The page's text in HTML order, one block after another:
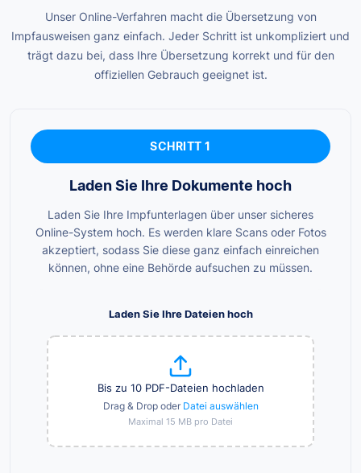
Unser Online-Verfahren macht die Übersetzung von
Impfausweisen ganz einfach. Jeder Schritt ist unkompliziert und
trägt dazu bei, dass Ihre Übersetzung korrekt und für den
offiziellen Gebrauch geeignet ist.
SCHRITT 1
Laden Sie Ihre Dokumente hoch
Laden Sie Ihre Impfunterlagen über unser sicheres
Online-System hoch. Es werden klare Scans oder Fotos
akzeptiert, sodass Sie diese ganz einfach einreichen
können, ohne eine Behörde aufsuchen zu müssen.
Laden Sie Ihre Dateien hoch
Bis zu 10 PDF-Dateien hochladen
Drag & Drop oder Datei auswählen
Maximal 15 MB pro Datei